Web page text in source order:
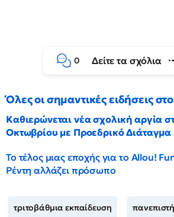
0 Δείτε τα σχόλια
Όλες οι σημαντικές ειδήσεις
Καθιερώνεται νέα σχολική αργία
Οκτωβρίου με Προεδρικό Διάταγμα
Το τέλος μιας εποχής για το Allou!
Ρέντη αλλάζει πρόσωπο
τριτοβάθμια εκπαίδευση